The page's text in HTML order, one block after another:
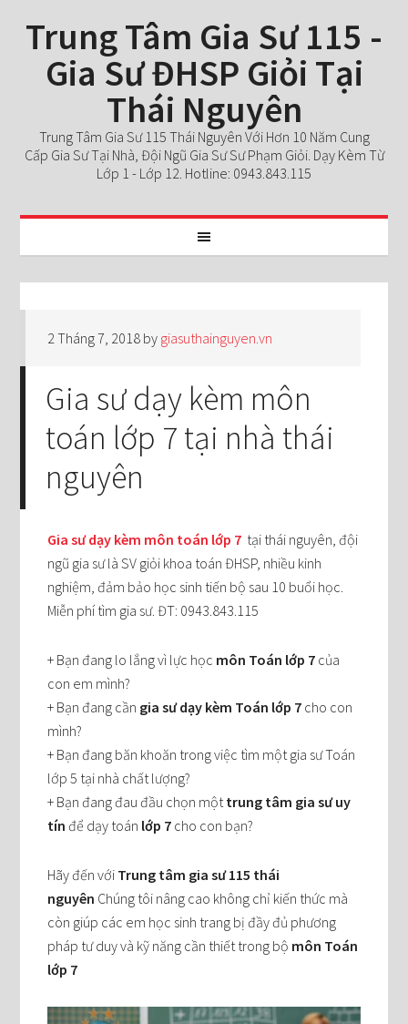
Trung Tâm Gia Sư 115 -
Gia Sư ĐHSP Giỏi Tại
Thái Nguyên
Trung Tâm Gia Sư 115 Thái Nguyên Với Hơn 10 Năm Cung
Cấp Gia Sư Tại Nhà, Đội Ngũ Gia Sư Sư Phạm Giỏi. Dạy Kèm Từ
Lớp 1 - Lớp 12. Hotline: 0943.843.115
2 Tháng 7, 2018 by giasuthainguyen.vn
Gia sư dạy kèm môn
toán lớp 7 tại nhà thái
nguyên
Gia sư dạy kèm môn toán lớp 7 tại thái nguyên, đội
ngũ gia sư là SV giỏi khoa toán ĐHSP, nhiều kinh
nghiệm, đảm bảo học sinh tiến bộ sau 10 buổi học.
Miễn phí tìm gia sư. ĐT: 0943.843.115
+ Bạn đang lo lắng vì lực học môn Toán lớp 7 của
con em mình?
+ Bạn đang cần gia sư dạy kèm Toán lớp 7 cho con
mình?
+ Bạn đang băn khoăn trong việc tìm một gia sư Toán
lớp 5 tại nhà chất lượng?
+ Bạn đang đau đầu chọn mộttrung tâm gia sư uy
tín để dạy toán lớp 7 cho con bạn?
Hãy đến với Trung tâm gia sư 115 thái
nguyên Chúng tôi nâng cao không chỉ kiến thức mà
còn giúp các em học sinh trang bị đầy đủ phương
pháp tư duy và kỹ năng cần thiết trong bộ môn Toán
lớp 7